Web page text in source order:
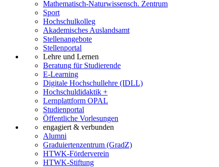
Mathematisch-Naturwissensch. Zentrum
Sport
Hochschulkolleg
Akademisches Auslandsamt
Stellenangebote
Stellenportal
Lehre und Lernen
Beratung für Studierende
E-Learning
Digitale Hochschullehre (IDLL)
Hochschuldidaktik +
Lernplattform OPAL
Studienportal
Öffentliche Vorlesungen
engagiert & verbunden
Alumni
Graduiertenzentrum (GradZ)
HTWK-Förderverein
HTWK-Stiftung